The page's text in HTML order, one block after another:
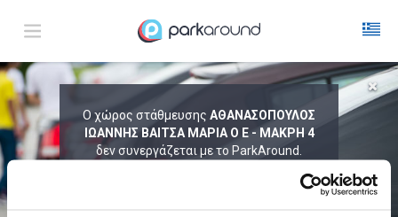
Ο χώρος στάθμευσης ΑΘΑΝΑΣΟΠΟΥΛΟΣ
ΙΩΑΝΝΗΣ ΒΑΙΤΣΑ ΜΑΡΙΑ Ο Ε - ΜΑΚΡΗ 4
δεν συνεργάζεται με το ParkAround.
ΤΟ PARKAROUND ΕΠΕΚΤΕΙΝΕΙ ΣΥΝΕΧΩΣ
ΑΠΟΤΕΛΕΣΜΑΤΑ ΓΙΑ:
ΑΦΙΞΗ Πεμ 06 Αυγ 16:00 ΔΙΑΡΚΕΙΑ 1